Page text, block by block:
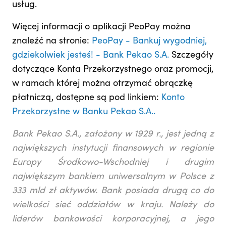
usług.
Więcej informacji o aplikacji PeoPay można
znaleźć na stronie: PeoPay - Bankuj wygodniej,
gdziekolwiek jesteś! - Bank Pekao S.A. Szczegóły
dotyczące Konta Przekorzystnego oraz promocji,
w ramach której można otrzymać obrączkę
płatniczą, dostępne są pod linkiem: Konto
Przekorzystne w Banku Pekao S.A..
Bank Pekao S.A., założony w 1929 r., jest jedną z
największych instytucji finansowych w regionie
Europy Środkowo-Wschodniej i drugim
największym bankiem uniwersalnym w Polsce z
333 mld zł aktywów. Bank posiada drugą co do
wielkości sieć oddziałów w kraju. Należy do
liderów bankowości korporacyjnej, a jego